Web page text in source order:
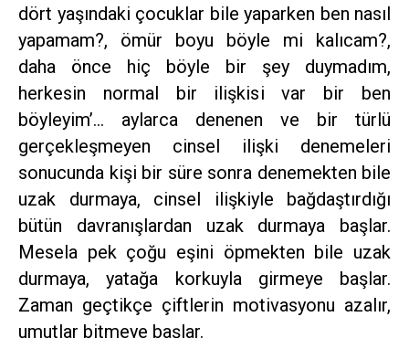
dört yaşındaki çocuklar bile yaparken ben nasıl
yapamam?, ömür boyu böyle mi kalıcam?,
daha önce hiç böyle bir şey duymadım,
herkesin normal bir ilişkisi var bir ben
böyleyim’… aylarca denenen ve bir türlü
gerçekleşmeyen cinsel ilişki denemeleri
sonucunda kişi bir süre sonra denemekten bile
uzak durmaya, cinsel ilişkiyle bağdaştırdığı
bütün davranışlardan uzak durmaya başlar.
Mesela pek çoğu eşini öpmekten bile uzak
durmaya, yatağa korkuyla girmeye başlar.
Zaman geçtikçe çiftlerin motivasyonu azalır,
umutlar bitmeye başlar.